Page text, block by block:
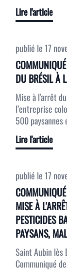
Lire l'article
publié le17
DU BRÉSIL À
Mise à l'arrêt
l’entreprise
500 paysannes
Lire l'article
publié le17
MISE À
PESTICIDES
PAYSANS,
Saint Aubin lès
Communiqué